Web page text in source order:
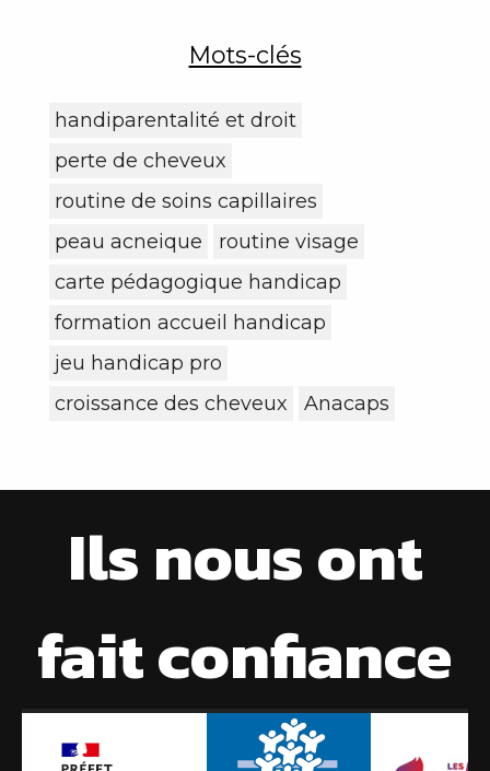
Mots-clés
handiparentalité et droit
perte de cheveux
routine de soins capillaires
peau acneique
routine visage
carte pédagogique handicap
formation accueil handicap
jeu handicap pro
croissance des cheveux
Anacaps
Ils nous ont
fait confiance